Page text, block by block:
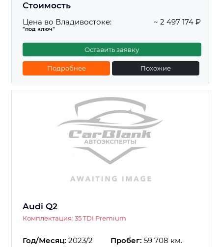
Стоимость
Цена во Владивостоке:
"под ключ"
~ 2 497 174 ₽
Оставить заявку
Подробнее Похожие
Audi Q2
Комплектация: 35 TDI Premium
Год/Месяц: 2023/2 Пробег: 59 708 км.